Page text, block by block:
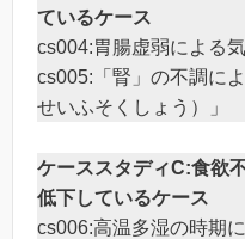
ているケース
cs004:胃腸虚弱による
cs005:「腎」の不調に
せいふそくしょう）」
ケーススタディC:食欲
低下しているケース
cs006:高温多湿の時期